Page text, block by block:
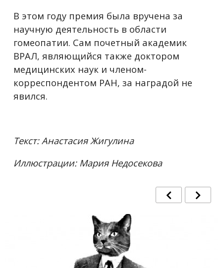
В этом году премия была вручена за
научную деятельность в области
гомеопатии. Сам почетный академик
ВРАЛ, являющийся также доктором
медицинских наук и членом-
корреспондентом РАН, за наградой не
явился.
Текст: Анастасия Жигулина
Иллюстрации: Мария Недосекова